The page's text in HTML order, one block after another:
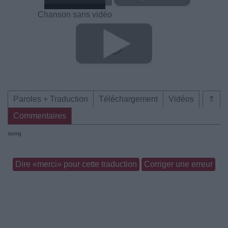
Chanson sans vidéo
⇑
Paroles + Traduction Téléchargement
Vidéos
Commentaires
song
Dire «merci» pour cette traduction Corriger une erreur